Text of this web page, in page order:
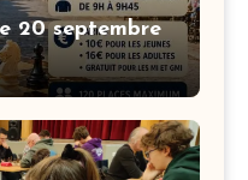
20 septembre